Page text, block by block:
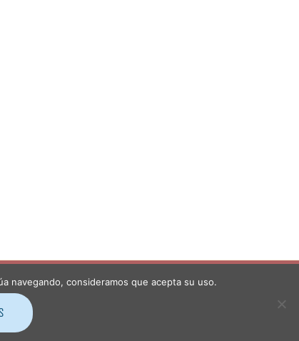
Facebook
navegando, consideramos que acepta su uso.